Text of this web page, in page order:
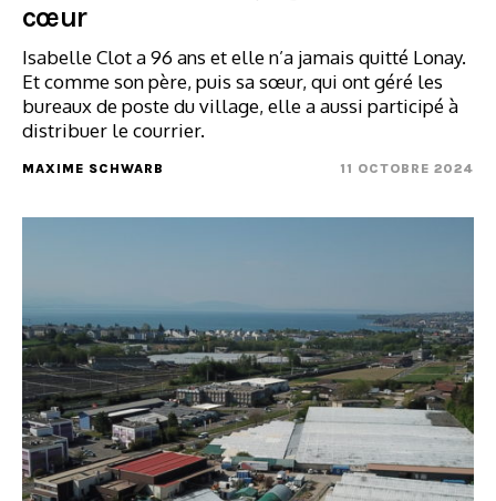
cœur
Isabelle Clot a 96 ans et elle n’a jamais quitté Lonay.
Et comme son père, puis sa sœur, qui ont géré les
bureaux de poste du village, elle a aussi participé à
distribuer le courrier.
MAXIME SCHWARB 11 OCTOBRE 2024